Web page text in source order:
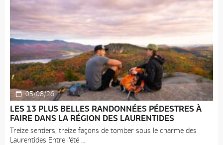
05/08/26
LES 13 PLUS BELLES RANDONNÉES PÉDESTRES À
FAIRE DANS LA RÉGION DES LAURENTIDES
Treize sentiers, treize façons de tomber sous le charme des
Laurentides Entre l’été